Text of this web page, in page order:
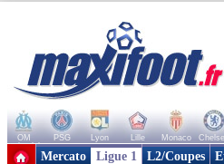
OM PSG Lyon Lille Monaco
+ de clubs
Mercato Ligue 1 L2/Coupes